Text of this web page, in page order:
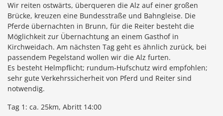
Wir reiten ostwärts, überqueren die Alz auf einer großen
Brücke, kreuzen eine Bundesstraße und Bahngleise. Die
Pferde übernachten in Brunn, für die Reiter besteht die
Möglichkeit zur Übernachtung an einem Gasthof in
Kirchweidach. Am nächsten Tag geht es ähnlich zurück, bei
passendem Pegelstand wollen wir die Alz furten.
Es besteht Helmpflicht; rundum-Hufschutz wird empfohlen;
sehr gute Verkehrssicherheit von Pferd und Reiter sind
notwendig.
Tag 1: ca. 25km, Abritt 14:00